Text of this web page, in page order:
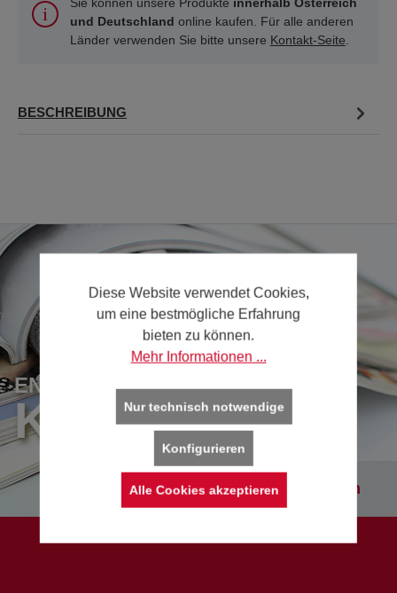
Sie können unsere Produkte innerhalb Österreich
und Deutschland online kaufen. Für alle anderen
Länder verwenden Sie bitte unsere Kontakt-Seite.
BESCHREIBUNG
ENTDECKEN SIE UNSERE
KATALOGE
Kataloge entdecken
Diese Website verwendet Cookies,
um eine bestmögliche Erfahrung
bieten zu können.
Mehr Informationen ...
Nur technisch notwendige
Konfigurieren
Alle Cookies akzeptieren